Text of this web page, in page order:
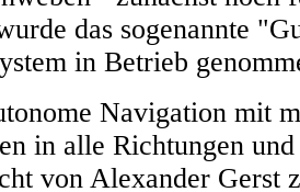
das sogenannte
in Betrieb
Navigation mit
in alle Richtungen
von Alexander Gerst